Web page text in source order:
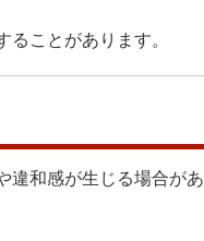
ことがあります。
違和感が生じる場合が